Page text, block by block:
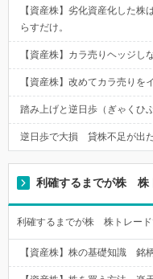
【資産株】劣化資産化した
らすだけ。
【資産株】カラ売りヘッジし
【資産株】改めてカラ売りを
踏み上げと逆日歩（ぎゃく
逆日歩で大損 貸株不足が出
利確するまでが株 株
利確するまでが株 株トレード
【資産株】株の基礎知識 銘